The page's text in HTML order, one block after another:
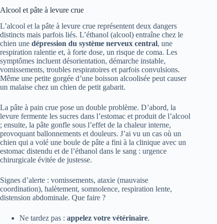
Alcool et pâte à levure crue
L’alcool et la pâte à levure crue représentent deux dangers
distincts mais parfois liés. L’éthanol (alcool) entraîne chez le
chien une dépression du système nerveux central, une
respiration ralentie et, à forte dose, un risque de coma. Les
symptômes incluent désorientation, démarche instable,
vomissements, troubles respiratoires et parfois convulsions.
Même une petite gorgée d’une boisson alcoolisée peut causer
un malaise chez un chien de petit gabarit.
La pâte à pain crue pose un double problème. D’abord, la
levure fermente les sucres dans l’estomac et produit de l’alcool
; ensuite, la pâte gonfle sous l’effet de la chaleur interne,
provoquant ballonnements et douleurs. J’ai vu un cas où un
chien qui a volé une boule de pâte a fini à la clinique avec un
estomac distendu et de l’éthanol dans le sang : urgence
chirurgicale évitée de justesse.
Signes d’alerte : vomissements, ataxie (mauvaise
coordination), halètement, somnolence, respiration lente,
distension abdominale. Que faire ?
Ne tardez pas : appelez votre vétérinaire.